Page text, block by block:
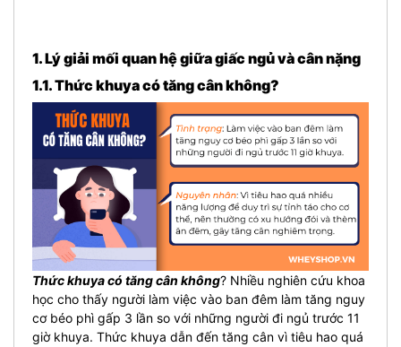
1. Lý giải mối quan hệ giữa giấc ngủ và cân nặng
1.1. Thức khuya có tăng cân không?
Thức khuya có tăng cân không? Nhiều nghiên cứu khoa
học cho thấy người làm việc vào ban đêm làm tăng nguy
cơ béo phì gấp 3 lần so với những người đi ngủ trước 11
giờ khuya. Thức khuya dẫn đến tăng cân vì tiêu hao quá